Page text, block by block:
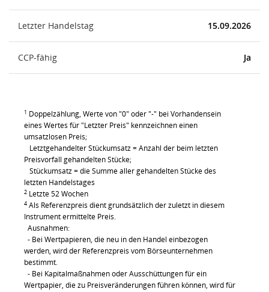
Letzter Handelstag 15.09.2026
CCP-fähig Ja
1 Doppelzählung, Werte von "0" oder "-" bei Vorhandensein
eines Wertes für "Letzter Preis" kennzeichnen einen
umsatzlosen Preis;
Letztgehandelter Stückumsatz = Anzahl der beim letzten
Preisvorfall gehandelten Stücke;
Stückumsatz = die Summe aller gehandelten Stücke des
letzten Handelstages
2 Letzte 52 Wochen
4 Als Referenzpreis dient grundsätzlich der zuletzt in diesem
Instrument ermittelte Preis.
Ausnahmen:
- Bei Wertpapieren, die neu in den Handel einbezogen
werden, wird der Referenzpreis vom Börseunternehmen
bestimmt.
- Bei Kapitalmaßnahmen oder Ausschüttungen für ein
Wertpapier, die zu Preisveränderungen führen können, wird für